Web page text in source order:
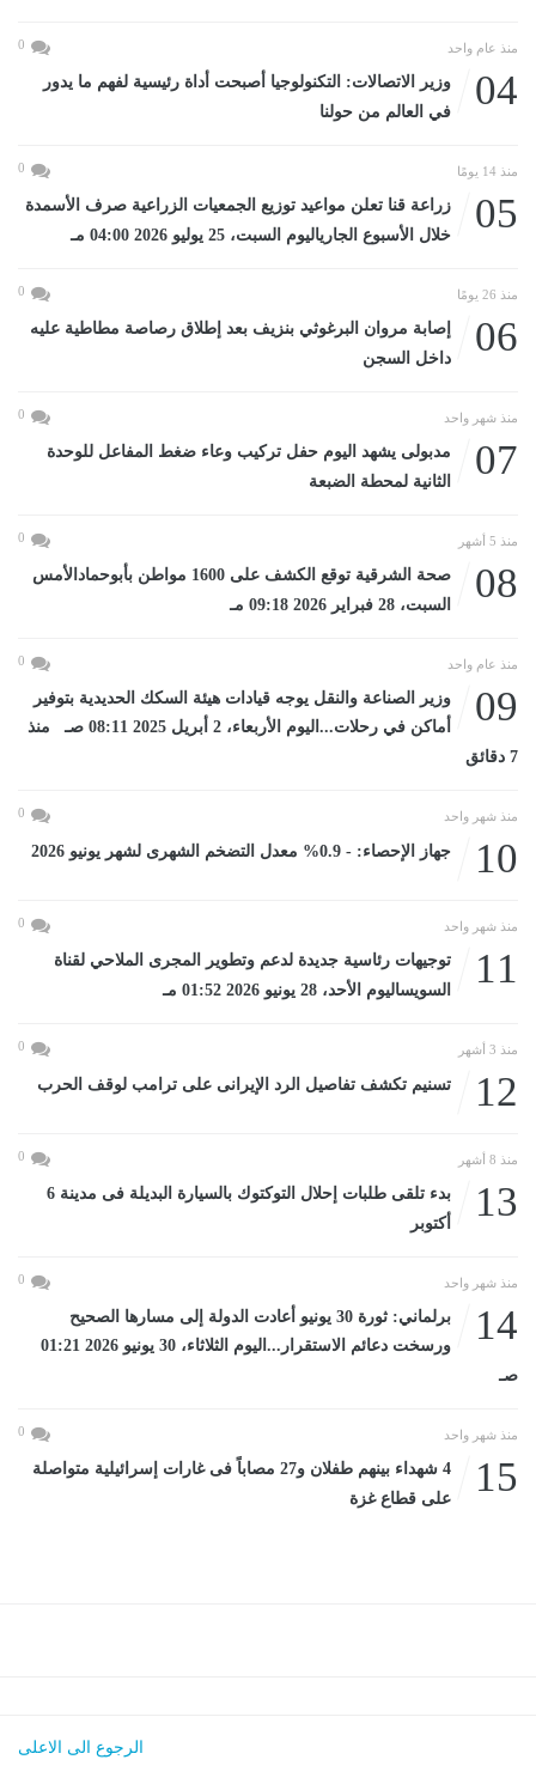
منذ عام واحد 0
04
وزير الاتصالات: التكنولوجيا أصبحت أداة رئيسية لفهم ما يدور
في العالم من حولنا
منذ 14 يومًا 0
05
زراعة قنا تعلن مواعيد توزيع الجمعيات الزراعية صرف الأسمدة
خلال الأسبوع الجارياليوم السبت، 25 يوليو 2026 04:00 مـ
منذ 26 يومًا 0
06
إصابة مروان البرغوثي بنزيف بعد إطلاق رصاصة مطاطية عليه
داخل السجن
منذ شهر واحد 0
07
مدبولى يشهد اليوم حفل تركيب وعاء ضغط المفاعل للوحدة
الثانية لمحطة الضبعة
منذ 5 أشهر 0
08
صحة الشرقية توقع الكشف على 1600 مواطن بأبوحمادالأمس
السبت، 28 فبراير 2026 09:18 مـ
منذ عام واحد 0
09
وزير الصناعة والنقل يوجه قيادات هيئة السكك الحديدية بتوفير
أماكن في رحلات...اليوم الأربعاء، 2 أبريل 2025 08:11 صـ منذ
7 دقائق
منذ شهر واحد 0
10 جهاز الإحصاء: - 0.9% معدل التضخم الشهرى لشهر يونيو 2026
منذ شهر واحد 0
11
توجيهات رئاسية جديدة لدعم وتطوير المجرى الملاحي لقناة
السويساليوم الأحد، 28 يونيو 2026 01:52 مـ
منذ 3 أشهر 0
12 تسنيم تكشف تفاصيل الرد الإيرانى على ترامب لوقف الحرب
منذ 8 أشهر 0
13
بدء تلقى طلبات إحلال التوكتوك بالسيارة البديلة فى مدينة 6
أكتوبر
منذ شهر واحد 0
14
برلماني: ثورة 30 يونيو أعادت الدولة إلى مسارها الصحيح
ورسخت دعائم الاستقرار...اليوم الثلاثاء، 30 يونيو 2026 01:21
صـ
منذ شهر واحد 0
15
4 شهداء بينهم طفلان و27 مصاباً فى غارات إسرائيلية متواصلة
على قطاع غزة
الرجوع الى الاعلى